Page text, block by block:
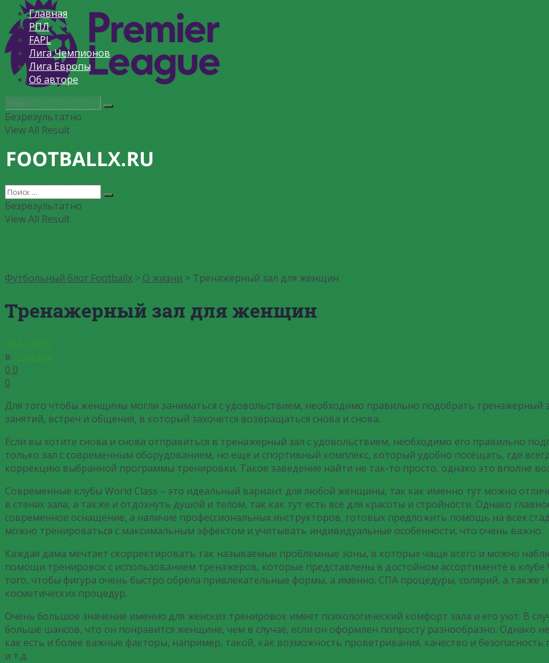
Главная
РПЛ
FAPL
Лига Чемпионов
Лига Европы
Об авторе
Безрезультатно
View All Result
Безрезультатно
View All Result
Футбольный блог Footballx>О жизни> Тренажерный зал для женщин
Тренажерный зал для женщин
08.11.2015
вО жизни
00
0
Для того чтобы женщины могли заниматься с удовольствием, необходимо правильно подобрать тренажерный
занятий, встреч и общения, в который захочется возвращаться снова и снова.
Если вы хотите снова и снова отправиться в тренажерный зал с удовольствием, необходимо его правильно
только зал с современным оборудованием, но еще и спортивный комплекс, который удобно посещать, где
коррекцию выбранной программы тренировки. Такое заведение найти не так-то просто, однако это вполне
Современные клубы World Class – это идеальный вариант для любой женщины, так как именно тут можно
в стенах зала, а также и отдохнуть душой и телом, так как тут есть все для красоты и стройности. Однако
современное оснащение, а наличие профессиональных инструкторов, готовых предложить помощь на всех
можно тренироваться с максимальным эффектом и учитывать индивидуальные особенности, что очень важно.
Каждая дама мечтает скорректировать так называемые проблемные зоны, в которых чаще всего и можно
помощи тренировок с использованием тренажеров, которые представлены в достойном ассортименте в клубе
того, чтобы фигура очень быстро обрела привлекательные формы, а именно: СПА процедуры, солярий, а
косметических процедур.
Очень большое значение именно для женских тренировок имеет психологический комфорт зала и его уют. В
больше шансов, что он понравится женщине, чем в случае, если он оформлен попросту разнообразно. Однако
как есть и более важные факторы, например, такой, как возможность проветривания, качество и
и т.д.